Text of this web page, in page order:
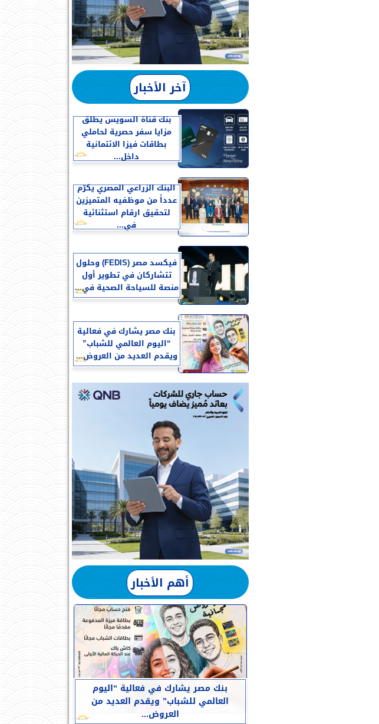
آخر الأخبار
بنك قناة السويس يطلق
مزايا سفر حصرية لحاملي
بطاقات فيزا الائتمانية
داخل...
البنك الزراعي المصري يكرّم
عدداً من موظفيه المتميزين
لتحقيق ارقام استثنائية
في...
فيكسد مصر (FEDIS) وحلول
تتشاركان في تطوير أول
منصة للسياحة الصحية في...
بنك مصر يشارك في فعالية
“اليوم العالمي للشباب”
ويقدم العديد من العروض...
أهم الأخبار
بنك مصر يشارك في فعالية “اليوم
العالمي للشباب” ويقدم العديد من
العروض...